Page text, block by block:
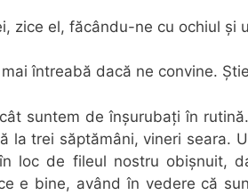
zice el, făcându-ne cu ochiul și
întreabă dacă ne convine.
suntem de înșurubați în
la trei săptămâni, vineri seara.
loc de fileul nostru obișnuit,
e bine, având în vedere că